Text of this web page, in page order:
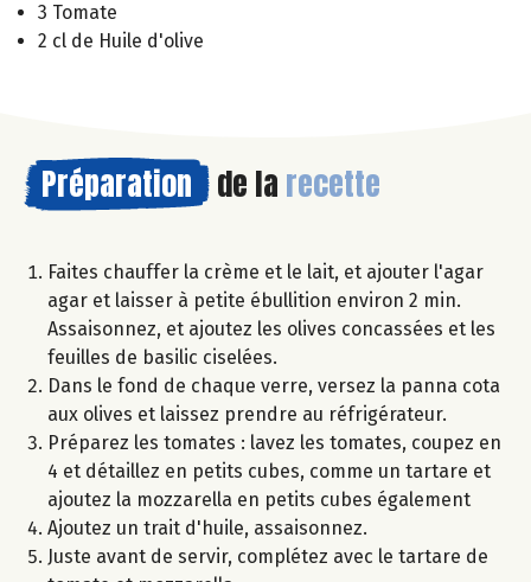
3 Tomate
2 cl de Huile d'olive
Préparation de la recette
Faites chauffer la crème et le lait, et ajouter l'agar
agar et laisser à petite ébullition environ 2 min.
Assaisonnez, et ajoutez les olives concassées et les
feuilles de basilic ciselées.
Dans le fond de chaque verre, versez la panna cota
aux olives et laissez prendre au réfrigérateur.
Préparez les tomates : lavez les tomates, coupez en
4 et détaillez en petits cubes, comme un tartare et
ajoutez la mozzarella en petits cubes également
Ajoutez un trait d'huile, assaisonnez.
Juste avant de servir, complétez avec le tartare de